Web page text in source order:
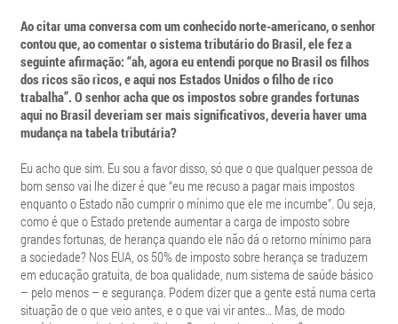
Ao citar uma conversa com um conhecido norte-americano, o senhor
contou que, ao comentar o sistema tributário do Brasil, ele fez a
seguinte afirmação: “ah, agora eu entendi porque no Brasil os filhos
dos ricos são ricos, e aqui nos Estados Unidos o filho de rico
trabalha”. O senhor acha que os impostos sobre grandes fortunas
aqui no Brasil deveriam ser mais significativos, deveria haver uma
mudança na tabela tributária?
Eu acho que sim. Eu sou a favor disso, só que o que qualquer pessoa de
bom senso vai lhe dizer é que “eu me recuso a pagar mais impostos
enquanto o Estado não cumprir o mínimo que ele me incumbe”. Ou seja,
como é que o Estado pretende aumentar a carga de imposto sobre
grandes fortunas, de herança quando ele não dá o retorno mínimo para
a sociedade? Nos EUA, os 50% de imposto sobre herança se traduzem
em educação gratuita, de boa qualidade, num sistema de saúde básico
– pelo menos – e segurança. Podem dizer que a gente está numa certa
situação de o que veio antes, e o que vai vir antes… Mas, de modo